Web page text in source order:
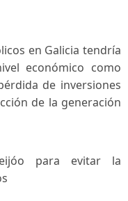
económico​ como
de inversiones
de la generación